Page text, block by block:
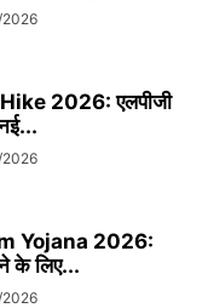
2026: एलपीजी
Yojana 2026:
के लिए...